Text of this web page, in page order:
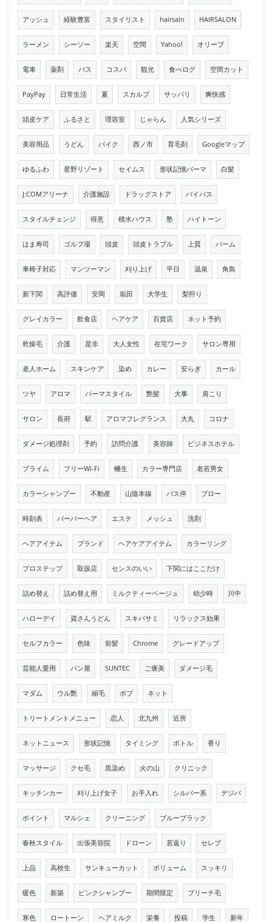
アッシュ 経験豊富 スタイリスト hairsaln HAIRSALON
ラーメン シーソー 楽天 空間 Yahoo! オリーブ
電車 薬剤 バス コスパ 観光 食べログ 空間カット
PayPay 日常生活 夏 スカルプ サッパリ 爽快感
頭皮ケア ふるさと 理容室 じゃらん 人気シリーズ
美容用品 うどん バイク 西ノ市 育毛剤 Googleマップ
ゆるふわ 星野リゾート セイムス 形状記憶パーマ 白髪
J:COMアリーナ 介護施設 ドラッグストア バイパス
スタイルチェンジ 得意 積水ハウス 塾 ハイトーン
はま寿司 ゴルフ場 頭皮 頭皮トラブル 上質 バーム
車椅子対応 マンツーマン 刈り上げ 平日 温泉 角島
新下関 高評価 安岡 垢田 大学生 梨狩り
グレイカラー 飲食店 ヘアケア 百貨店 ネット予約
乾燥毛 介護 是非 大人女性 在宅ワーク サロン専用
老人ホーム スキンケア 染め カレー 安らぎ カール
ツヤ アロマ パーマスタイル 艶髪 大事 肩こり
サロン 長府 駅 アロマフレグランス 大丸 コロナ
ダメージ処理剤 予約 訪問介護 美容師 ビジネスホテル
プライム フリーWi-Fi 幡生 カラー専門店 老若男女
カラーシャンプー 不動産 山陰本線 バス停 ブロー
時刻表 バーバーヘア エステ メッシュ 洗剤
ヘアアイテム ブランド ヘアケアアイテム カラーリング
プロステップ 取扱店 センスのいい 下関にはここだけ
詰め替え 詰め替え用 ミルクティーベージュ 幼少時 川中
ハローデイ 資さんうどん スキバサミ リラックス効果
セルフカラー 色味 前髪 Chrome グレードアップ
芸能人愛用 パン屋 SUNTEC ご褒美 ダメージ毛
マダム ウル艶 縮毛 ボブ ネット
トリートメントメニュー 恋人 北九州 近所
ネットニュース 形状記憶 タイミング ボトル 香り
マッサージ クセ毛 黒染め 火の山 クリニック
キッチンカー 刈り上げ女子 お手入れ シルバー系 デジパ
ポイント マルシェ クリーニング ブルーブラック
春秋スタイル 出張美容院 ドローン 若返り セレブ
上品 高校生 サンキューカット ボリューム スッキリ
暖色 新築 ピンクシャンプー 期間限定 ブリーチ毛
寒色 ロートーン ヘアミルク 栄養 投稿 学生 新年